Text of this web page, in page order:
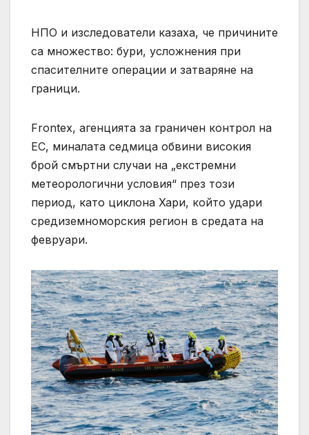
НПО и изследователи казаха, че причините
са множество: бури, усложнения при
спасителните операции и затваряне на
граници.
Frontex, агенцията за граничен контрол на
ЕС, миналата седмица обвини високия
брой смъртни случаи на „екстремни
метеорологични условия“ през този
период, като циклона Хари, който удари
средиземноморския регион в средата на
февруари.